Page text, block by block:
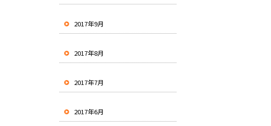
2017年9月
2017年8月
2017年7月
2017年6月